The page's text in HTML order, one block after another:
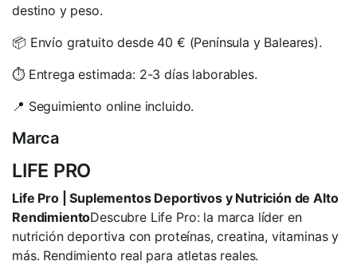
destino y peso.
📦 Envío gratuito desde 40 € (Península y Baleares).
⏱️ Entrega estimada: 2-3 días laborables.
📍 Seguimiento online incluido.
Marca
LIFE PRO
Life Pro | Suplementos Deportivos y Nutrición de Alto
RendimientoDescubre Life Pro: la marca líder en
nutrición deportiva con proteínas, creatina, vitaminas y
más. Rendimiento real para atletas reales.